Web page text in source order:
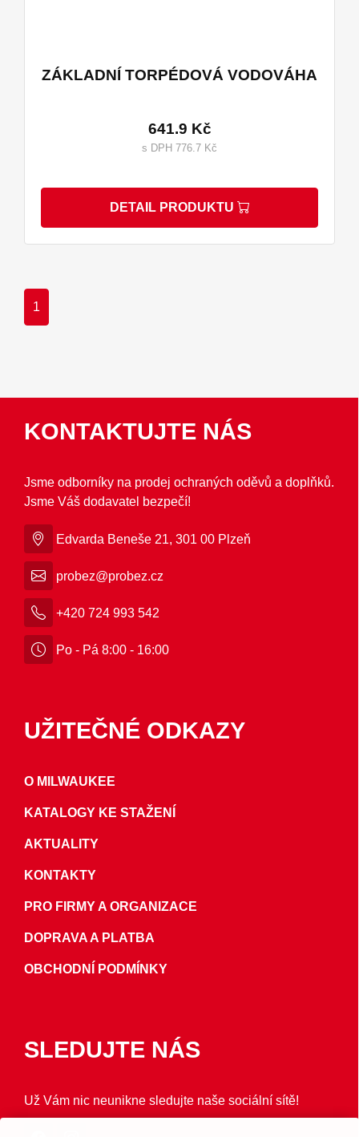
ZÁKLADNÍ TORPÉDOVÁ VODOVÁHA
641.9 Kč
s DPH 776.7 Kč
DETAIL PRODUKTU
1
KONTAKTUJTE NÁS
Jsme odborníky na prodej ochraných oděvů a doplňků.
Jsme Váš dodavatel bezpečí!
Edvarda Beneše 21, 301 00 Plzeň
probez@probez.cz
+420 724 993 542
Po - Pá 8:00 - 16:00
UŽITEČNÉ ODKAZY
O MILWAUKEE
KATALOGY KE STAŽENÍ
AKTUALITY
KONTAKTY
PRO FIRMY A ORGANIZACE
DOPRAVA A PLATBA
OBCHODNÍ PODMÍNKY
SLEDUJTE NÁS
Už Vám nic neunikne sledujte naše sociální sítě!